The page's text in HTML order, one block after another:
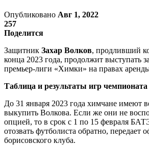
Опубликовано Авг 1, 2022
257
Поделится
Защитник Захар Волков, продливший
конца 2023 года, продолжит выступать
премьер-лиги «Химки» на правах
Таблица и результаты игр чемпионата
До 31 января 2023 года химчане имеют
выкупить Волкова. Если же они не
опцией, то в срок с 1 по 15 февраля
отозвать футболиста обратно, передает
борисовского клуба.